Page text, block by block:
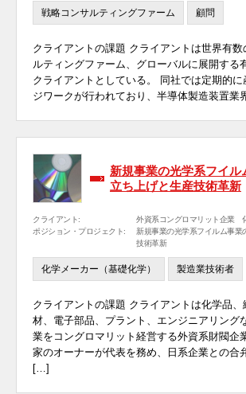
戦略コンサルティングファーム 顧問
クライアントの課題 クライアントは世界有
ルティングファーム、グローバルに展開する
クライアントとしている。 同社では定期的に
ジワークが行われており、半導体製造装置
新規事業の光学系フイル
立ち上げと生産技術革新
クライアント:
外資系コングロマリット企業
ポジション・プロジェクト:
新規事業の光学系フイルム事業
技術革新
化学メーカー（基礎化学） 製造業技術者
クライアントの課題 クライアントは化学品、
材、電子部品、プラント、エンジニアリング
業をコングロマリット経営する外資系財閥企
家のオーナーが代表を務め、日系企業との合
[…]